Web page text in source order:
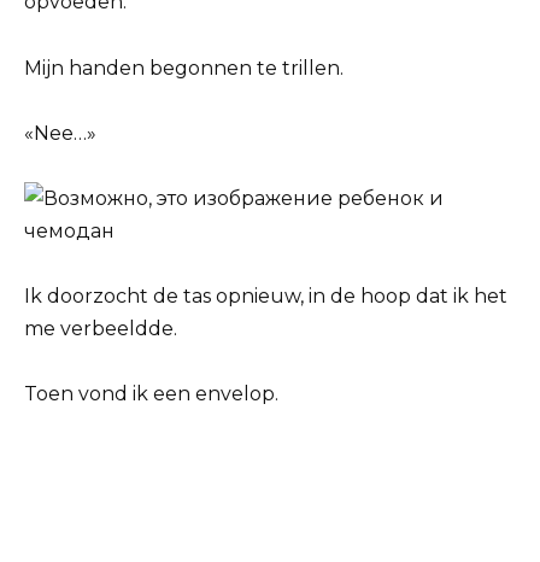
Mijn handen begonnen te trillen.
«Nee…»
Ik doorzocht de tas opnieuw, in de hoop dat ik het
me verbeeldde.
Toen vond ik een envelop.